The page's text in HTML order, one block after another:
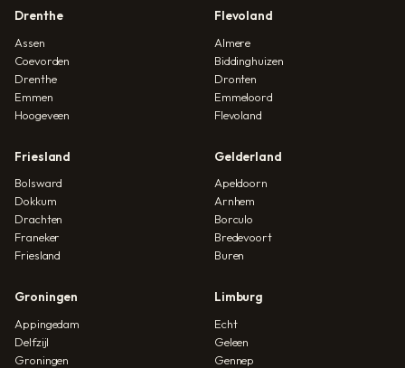
Drenthe
Assen
Coevorden
Drenthe
Emmen
Hoogeveen
Flevoland
Almere
Biddinghuizen
Dronten
Emmeloord
Flevoland
Friesland
Bolsward
Dokkum
Drachten
Franeker
Friesland
Gelderland
Apeldoorn
Arnhem
Borculo
Bredevoort
Buren
Groningen
Appingedam
Delfzijl
Groningen
Limburg
Echt
Geleen
Gennep